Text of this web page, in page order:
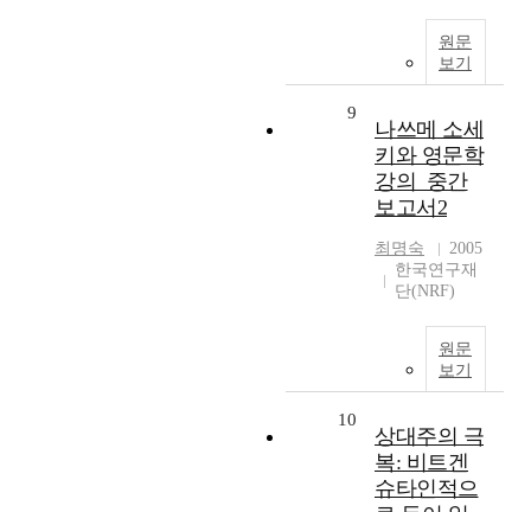
원문
보기
9
나쓰메 소세
키와 영문학
강의_중간
보고서2
최명숙
2005
한국연구재
단(NRF)
원문
보기
10
상대주의 극
복: 비트겐
슈타인적으